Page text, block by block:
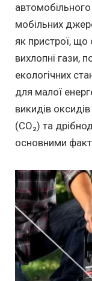
мобільних
як пристрої,
вихлопні гази,
екологічних
для малої
викидів
(CO₂) та
основними